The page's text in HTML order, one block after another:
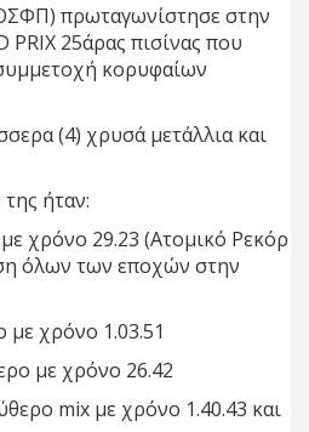
πρωταγωνίστησε στην
PRIX 25άρας πισίνας που
κορυφαίων
(4) χρυσά μετάλλια και
ήταν:
χρόνο 29.23 (Ατομικό Ρεκόρ
όλων των εποχών στην
με χρόνο 1.03.51
με χρόνο 26.42
mix με χρόνο 1.40.43 και